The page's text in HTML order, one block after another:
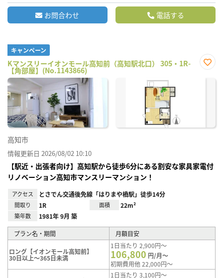
お問合わせ 電話する
キャンペーン
Kマンスリーイオンモール高知前（高知駅北口） 305・1R-
【角部屋】(No.1143866)
に入
高知市
情報更新日 2026/08/02 10:10
【駅近・出張者向け】高知駅から徒歩6分にある割安な家具家電付
リノベーション高知市マンスリーマンション！
アクセス とさでん交通後免線「はりまや橋駅」徒歩14分
間取り 1R 面積 22m²
築年数 1981年 9月 築
プラン名・期間 月額目安
ロング【イオンモール高知前】
30日以上～365日未満
1日当たり 2,900円～
106,800 円/月～
初期費用他 22,000円～
1日当たり 3,100円～